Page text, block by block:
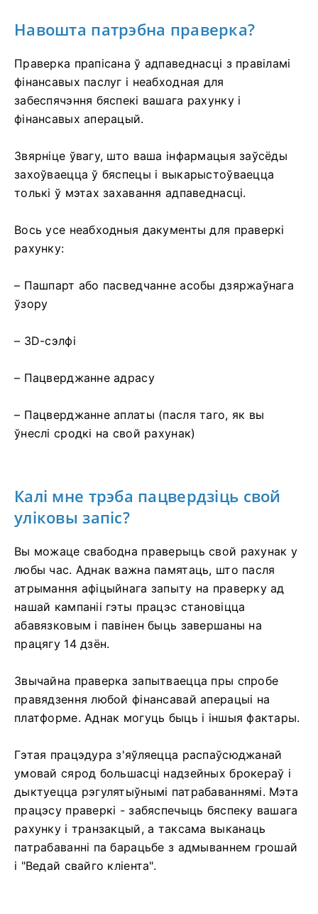
Навошта патрэбна праверка?
Праверка прапісана ў адпаведнасці з правіламі
фінансавых паслуг і неабходная для
забеспячэння бяспекі вашага рахунку і
фінансавых аперацый.
Звярніце ўвагу, што ваша інфармацыя заўсёды
захоўваецца ў бяспецы і выкарыстоўваецца
толькі ў мэтах захавання адпаведнасці.
Вось усе неабходныя дакументы для праверкі
рахунку:
– Пашпарт або пасведчанне асобы дзяржаўнага
ўзору
– 3D-сэлфі
– Пацверджанне адрасу
– Пацверджанне аплаты (пасля таго, як вы
ўнеслі сродкі на свой рахунак)
Калі мне трэба пацвердзіць свой
уліковы запіс?
Вы можаце свабодна праверыць свой рахунак у
любы час. Аднак важна памятаць, што пасля
атрымання афіцыйнага запыту на праверку ад
нашай кампаніі гэты працэс становіцца
абавязковым і павінен быць завершаны на
працягу 14 дзён.
Звычайна праверка запытваецца пры спробе
правядзення любой фінансавай аперацыі на
платформе. Аднак могуць быць і іншыя фактары.
Гэтая працэдура з'яўляецца распаўсюджанай
умовай сярод большасці надзейных брокераў і
дыктуецца рэгулятыўнымі патрабаваннямі. Мэта
працэсу праверкі - забяспечыць бяспеку вашага
рахунку і транзакцый, а таксама выканаць
патрабаванні па барацьбе з адмываннем грошай
і "Ведай свайго кліента".